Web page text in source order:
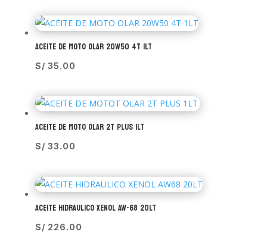
ACEITE DE MOTO OLAR 20W50 4T 1LT
S/ 35.00
ACEITE DE MOTO OLAR 2T PLUS 1LT
S/ 33.00
ACEITE HIDRAULICO XENOL AW-68 20LT
S/ 226.00